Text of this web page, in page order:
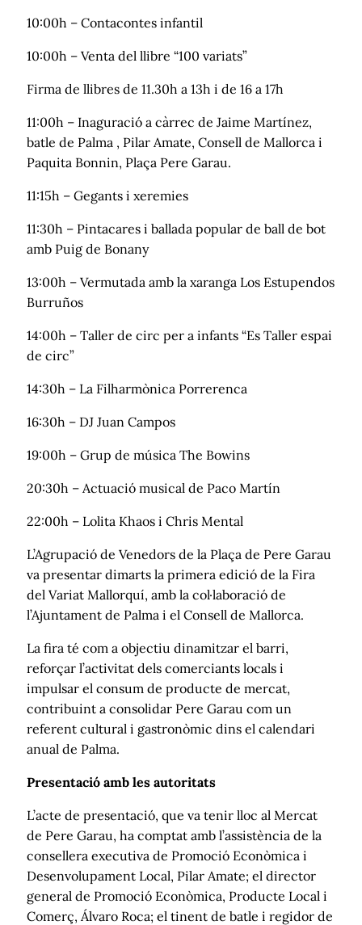
10:00h – Contacontes infantil
10:00h – Venta del llibre “100 variats”
Firma de llibres de 11.30h a 13h i de 16 a 17h
11:00h – Inaguració a càrrec de Jaime Martínez,
batle de Palma , Pilar Amate, Consell de Mallorca i
Paquita Bonnin, Plaça Pere Garau.
11:15h – Gegants i xeremies
11:30h – Pintacares i ballada popular de ball de bot
amb Puig de Bonany
13:00h – Vermutada amb la xaranga Los Estupendos
Burruños
14:00h – Taller de circ per a infants “Es Taller espai
de circ”
14:30h – La Filharmònica Porrerenca
16:30h – DJ Juan Campos
19:00h – Grup de música The Bowins
20:30h – Actuació musical de Paco Martín
22:00h – Lolita Khaos i Chris Mental
L’Agrupació de Venedors de la Plaça de Pere Garau
va presentar dimarts la primera edició de la Fira
del Variat Mallorquí, amb la col·laboració de
l’Ajuntament de Palma i el Consell de Mallorca.
La fira té com a objectiu dinamitzar el barri,
reforçar l’activitat dels comerciants locals i
impulsar el consum de producte de mercat,
contribuint a consolidar Pere Garau com un
referent cultural i gastronòmic dins el calendari
anual de Palma.
Presentació amb les autoritats
L’acte de presentació, que va tenir lloc al Mercat
de Pere Garau, ha comptat amb l’assistència de la
consellera executiva de Promoció Econòmica i
Desenvolupament Local, Pilar Amate; el director
general de Promoció Econòmica, Producte Local i
Comerç, Álvaro Roca; el tinent de batle i regidor de